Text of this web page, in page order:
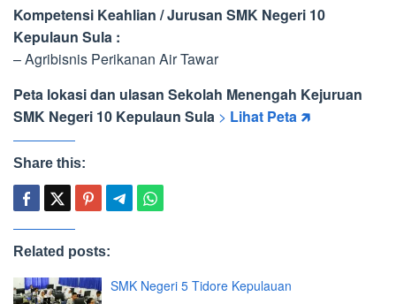
Kompetensi Keahlian / Jurusan SMK Negeri 10
Kepulaun Sula :
– Agribisnis Perikanan Air Tawar
Peta lokasi dan ulasan Sekolah Menengah Kejuruan
SMK Negeri 10 Kepulaun Sula > Lihat Peta 🡵
Share this:
Related posts:
SMK Negeri 5 Tidore Kepulauan